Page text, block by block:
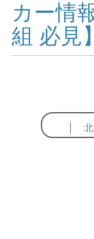
カー情
組 必見】